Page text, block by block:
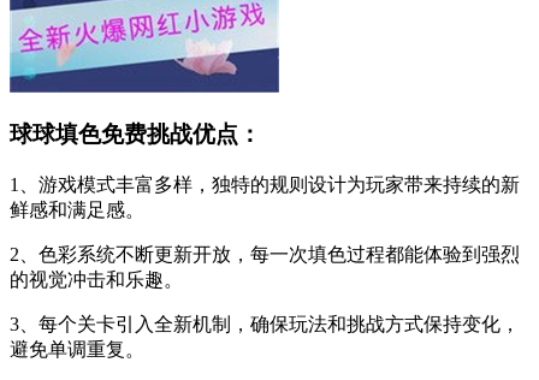
球球填色免费挑战优点：
1、游戏模式丰富多样，独特的规则设计为玩家带来持续的新
鲜感和满足感。
2、色彩系统不断更新开放，每一次填色过程都能体验到强烈
的视觉冲击和乐趣。
3、每个关卡引入全新机制，确保玩法和挑战方式保持变化，
避免单调重复。